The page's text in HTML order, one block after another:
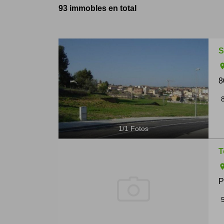
93 immobles en total
1/1 Fotos